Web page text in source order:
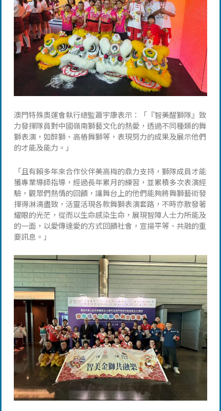
澳門特殊奧運會執行總監蕭宇康表示：「『智美醒獅隊』致
力發揮隊員對中國嶺南獅藝文化的熱愛，透過不同種類的舞
獅表演，如醉獅、高樁舞獅等，表現努力的成果及展示他們
的才能及能力。」
「且有賴多年來合作伙伴美高梅的鼎力支持，獅隊成員才能
獲專業導師指導，經過長年累月的練習，並累積多次表演經
驗，觀眾們熱情的回饋，讓舞台上的他們能夠將舞獅藝術發
揮得淋漓盡致，活靈活現各款舞獅表演套路，不時亦散發著
耀眼的光茫，從而以生命感染生命，展現智障人士力所能及
的一面，以愛傳達愛的方式回饋社會，宣揚平等、共融的重
要訊息。」